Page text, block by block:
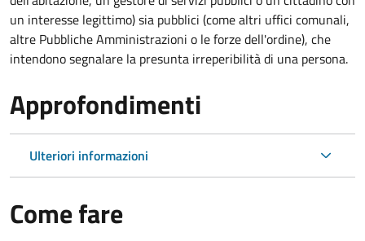
un interesse legittimo) sia pubblici (come altri uffici comunali,
altre Pubbliche Amministrazioni o le forze dell'ordine), che
intendono segnalare la presunta irreperibilità di una persona.
Approfondimenti
Ulteriori informazioni
Come fare